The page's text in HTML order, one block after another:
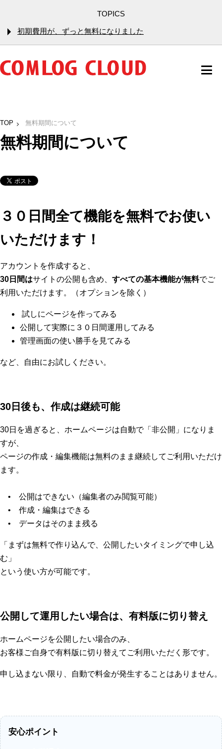
TOPICS
初期費用が、ずっと無料になりました
TOP 無料期間について
無料期間について
３０日間全て機能を無料でお使い
いただけます！
アカウントを作成すると、
30日間はサイトの公開も含め、 すべての基本機能が無料でご
利用いただけます。（オプションを除く）
試しにページを作ってみる
公開して実際に３０日間運用してみる
管理画面の使い勝手を見てみる
など、自由にお試しください。
30日後も、作成は継続可能
30日を過ぎると、ホームページは自動で「非公開」になりま
すが、
ページの作成・編集機能は無料のまま継続してご利用いただけ
ます。
• 公開はできない（編集者のみ閲覧可能）
• 作成・編集はできる
• データはそのまま残る
「まずは無料で作り込んで、公開したいタイミングで申し込
む」
という使い方が可能です。
公開して運用したい場合は、有料版に切り替え
ホームページを公開したい場合のみ、
お客様ご自身で有料版に切り替えてご利用いただく形です。
申し込まない限り、自動で料金が発生することはありません。
安心ポイント